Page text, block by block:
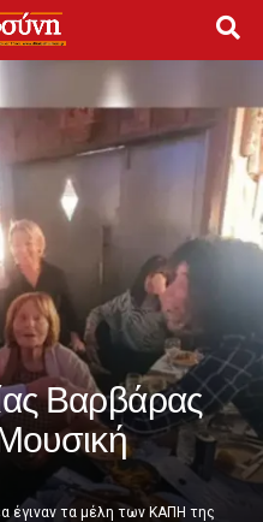
Βαρβάρας
έγιναν τα μέλη των ΚΑΠΗ της